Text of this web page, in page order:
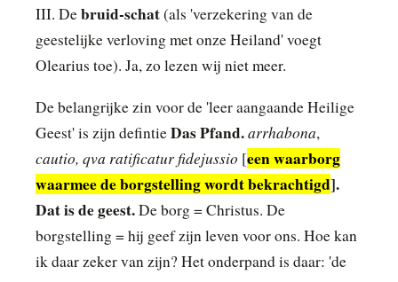
III. Debruid-schat(als 'verzekering van de
geestelijke verloving met onze Heiland' voegt
Olearius toe). Ja, zo lezen wij niet meer.
De belangrijke zin voor de 'leer aangaande Heilige
Geest' is zijn defintieDas Pfand.arrhabona,
cautio, qva ratificatur fidejussio [een waarborg
waarmee de borgstelling wordt bekrachtigd].
Dat is de geest.De borg = Christus. De
borgstelling = hij geef zijn leven voor ons. Hoe kan
ik daar zeker van zijn? Het onderpand is daar: 'de